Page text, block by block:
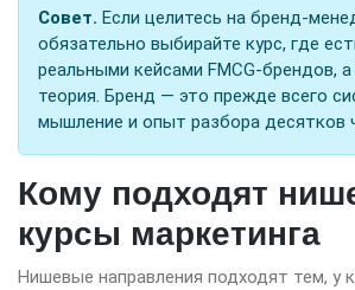
Совет. Если целитесь на бренд-
обязательно выбирайте курс, где
реальными кейсами FMCG-брендов,
теория. Бренд — это прежде всего
мышление и опыт разбора десятков
Кому подходят
курсы маркетинга
Нишевые направления подходят тем, у